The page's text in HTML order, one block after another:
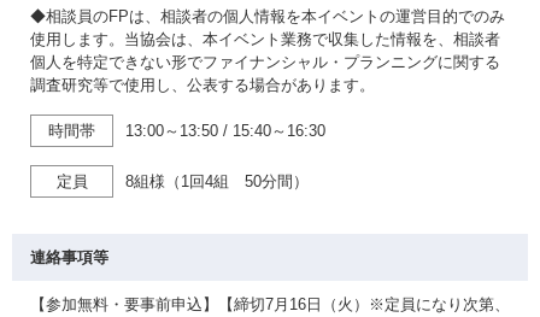
◆相談員のFPは、相談者の個人情報を本イベントの運営目的でのみ
使用します。当協会は、本イベント業務で収集した情報を、相談者
個人を特定できない形でファイナンシャル・プランニングに関する
調査研究等で使用し、公表する場合があります。
時間帯 13:00～13:50 / 15:40～16:30
定員 8組様（1回4組 50分間）
連絡事項等
【参加無料・要事前申込】【締切7月16日（火）※定員になり次第、